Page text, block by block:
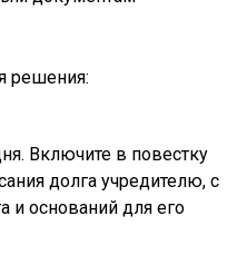
решения:
Включите в повестку
долга учредителю, с
и оснований для его